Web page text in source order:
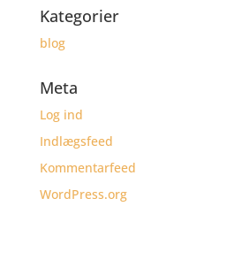
Kategorier
blog
Meta
Log ind
Indlægsfeed
Kommentarfeed
WordPress.org